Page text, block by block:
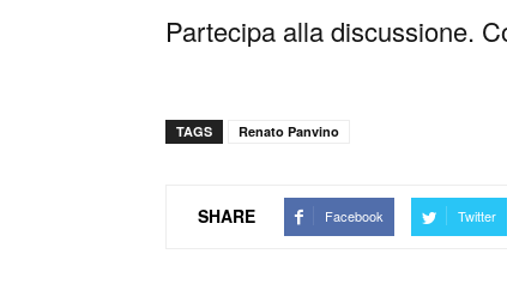
Partecipa alla discussione.
TAGS Renato Panvino
SHARE Facebook Twitter